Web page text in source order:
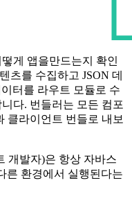
게 앱을만드는지 확인
츠를 수집하고 JSON 데
터를 라우트 모듈로 수
다. 번들러는 모든 컴포
클라이언트 번들로 내보
개발자)은 항상 자바스
른 환경에서 실행된다는